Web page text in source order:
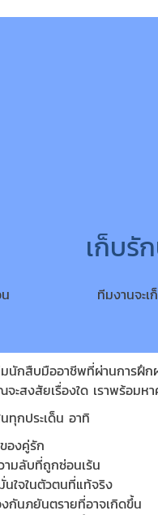
เก็บรั
ทีมงานจะ
กสืบมืออาชีพที่ผ่านการฝึก
สงสัยเรื่องใด เราพร้อมหา
ทุกประเด็น อาทิ
องคู่รัก
มลับที่ถูกซ่อนเร้น
ใจในตัวตนที่แท้จริง
กันภยันตรายที่อาจเกิดขึ้น